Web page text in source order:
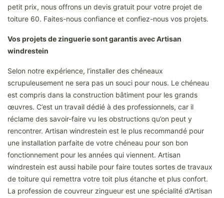
petit prix, nous offrons un devis gratuit pour votre projet de
toiture 60. Faites-nous confiance et confiez-nous vos projets.
Vos projets de zinguerie sont garantis avec Artisan
windrestein
Selon notre expérience, l’installer des chéneaux
scrupuleusement ne sera pas un souci pour nous. Le chéneau
est compris dans la construction bâtiment pour les grands
œuvres. C’est un travail dédié à des professionnels, car il
réclame des savoir-faire vu les obstructions qu’on peut y
rencontrer. Artisan windrestein est le plus recommandé pour
une installation parfaite de votre chéneau pour son bon
fonctionnement pour les années qui viennent. Artisan
windrestein est aussi habile pour faire toutes sortes de travaux
de toiture qui remettra votre toit plus étanche et plus confort.
La profession de couvreur zingueur est une spécialité d’Artisan